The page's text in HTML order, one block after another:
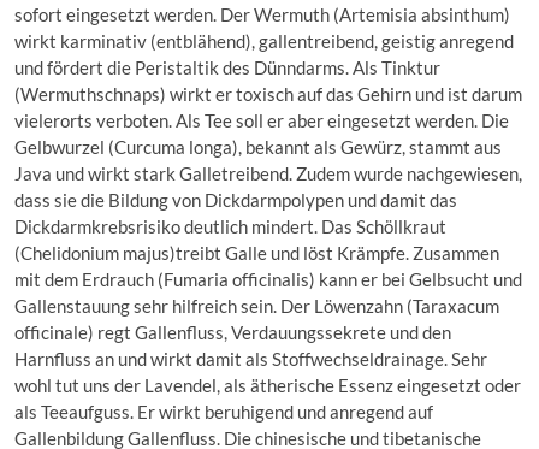
sofort eingesetzt werden. Der Wermuth (Artemisia absinthum)
wirkt karminativ (entblähend), gallentreibend, geistig anregend
und fördert die Peristaltik des Dünndarms. Als Tinktur
(Wermuthschnaps) wirkt er toxisch auf das Gehirn und ist darum
vielerorts verboten. Als Tee soll er aber eingesetzt werden. Die
Gelbwurzel (Curcuma longa), bekannt als Gewürz, stammt aus
Java und wirkt stark Galletreibend. Zudem wurde nachgewiesen,
dass sie die Bildung von Dickdarmpolypen und damit das
Dickdarmkrebsrisiko deutlich mindert. Das Schöllkraut
(Chelidonium majus)treibt Galle und löst Krämpfe. Zusammen
mit dem Erdrauch (Fumaria officinalis) kann er bei Gelbsucht und
Gallenstauung sehr hilfreich sein. Der Löwenzahn (Taraxacum
officinale) regt Gallenfluss, Verdauungssekrete und den
Harnfluss an und wirkt damit als Stoffwechseldrainage. Sehr
wohl tut uns der Lavendel, als ätherische Essenz eingesetzt oder
als Teeaufguss. Er wirkt beruhigend und anregend auf
Gallenbildung Gallenfluss. Die chinesische und tibetanische